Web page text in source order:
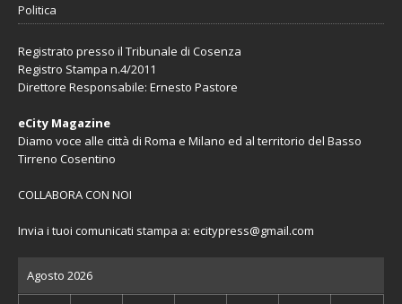
Politica
Registrato presso il Tribunale di Cosenza
Registro Stampa n.4/2011
Direttore Responsabile: Ernesto Pastore
eCity Magazine
Diamo voce alle città di Roma e Milano ed al territorio del Basso
Tirreno Cosentino
COLLABORA CON NOI
Invia i tuoi comunicati stampa a: ecitypress@gmail.com
Agosto 2026